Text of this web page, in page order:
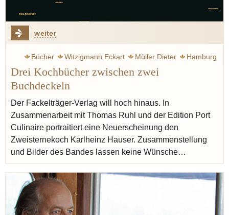
weiter
Bücher Witzigmann Eckart Müller Dieter
Hamburg
München
Rezept Ruhl Thomas
Drei Kochbücher zwischen zwei
Buchdeckeln
Der Fackelträger-Verlag will hoch hinaus. In
Zusammenarbeit mit Thomas Ruhl und der Edition Port
Culinaire portraitiert eine Neuerscheinung den
Zweisternekoch Karlheinz Hauser. Zusammenstellung
und Bilder des Bandes lassen keine Wünsche…